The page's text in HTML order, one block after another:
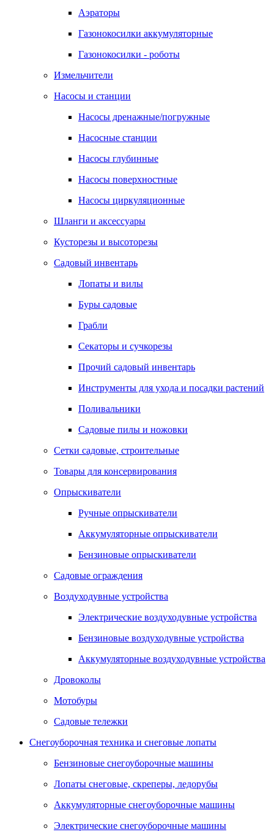
Аэраторы
Газонокосилки аккумуляторные
Газонокосилки - роботы
Измельчители
Насосы и станции
Насосы дренажные/погружные
Насосные станции
Насосы глубинные
Насосы поверхностные
Насосы циркуляционные
Шланги и аксессуары
Кусторезы и высоторезы
Садовый инвентарь
Лопаты и вилы
Буры садовые
Грабли
Секаторы и сучкорезы
Прочий садовый инвентарь
Инструменты для ухода и посадки растений
Поливальники
Садовые пилы и ножовки
Сетки садовые, строительные
Товары для консервирования
Опрыскиватели
Ручные опрыскиватели
Аккумуляторные опрыскиватели
Бензиновые опрыскиватели
Садовые ограждения
Воздуходувные устройства
Электрические воздуходувные устройства
Бензиновые воздуходувные устройства
Аккумуляторные воздуходувные устройства
Дровоколы
Мотобуры
Садовые тележки
Снегоуборочная техника и снеговые лопаты
Бензиновые снегоуборочные машины
Лопаты снеговые, скреперы, ледорубы
Аккумуляторные снегоуборочные машины
Электрические снегоуборочные машины